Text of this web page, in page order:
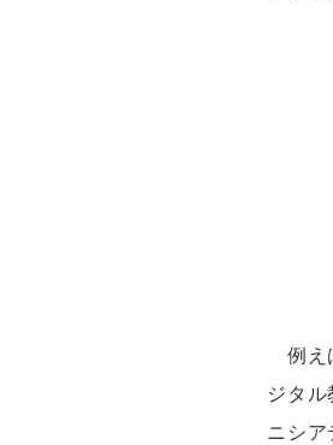
例え
ジタ
ニシア